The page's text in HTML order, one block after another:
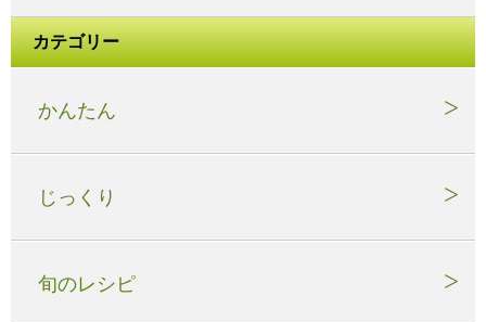
カテゴリー
かんたん
じっくり
旬のレシピ